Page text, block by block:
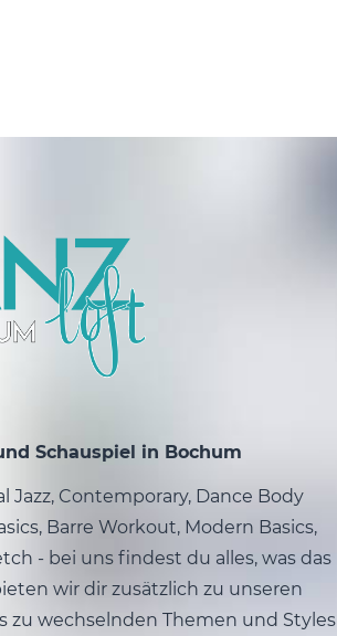
Schauspiel in Bochum
Jazz, Contemporary, Dance Body
Barre Workout, Modern Basics,
- bei uns findest du alles, was das
wir dir zusätzlich zu unseren
zu wechselnden Themen und Styles